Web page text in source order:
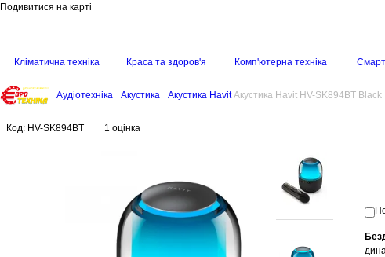
Подивитися на карті
Кліматична техніка Краса та здоров'я Комп'ютерна техніка
Аудіотехніка Акустика Акустика Havit Акустика Havit HV-SK894BT Black
Код: HV-SK894BT 1 оцінка